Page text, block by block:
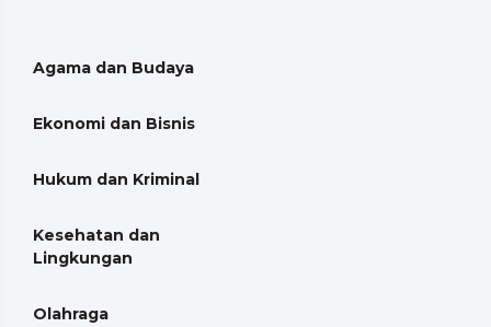
Agama dan Budaya
Ekonomi dan Bisnis
Hukum dan Kriminal
Kesehatan dan
Lingkungan
Olahraga